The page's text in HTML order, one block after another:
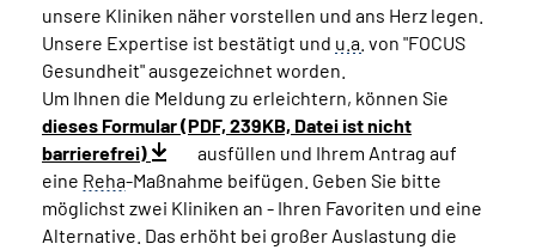
unsere Kliniken näher vorstellen und ans Herz legen.
Unsere Expertise ist bestätigt und u.a. von "FOCUS
Gesundheit" ausgezeichnet worden.
Um Ihnen die Meldung zu erleichtern, können Sie
dieses Formular (PDF, 239KB, Datei ist nicht
barrierefrei)
ausfüllen und Ihrem Antrag auf
eine Reha-Maßnahme beifügen. Geben Sie bitte
möglichst zwei Kliniken an - Ihren Favoriten und eine
Alternative. Das erhöht bei großer Auslastung die